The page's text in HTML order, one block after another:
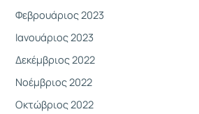
Φεβρουάριος 2023
Ιανουάριος 2023
Δεκέμβριος 2022
Νοέμβριος 2022
Οκτώβριος 2022